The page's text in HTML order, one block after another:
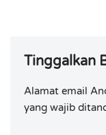
Tinggalkan
Alamat email
yang wajib